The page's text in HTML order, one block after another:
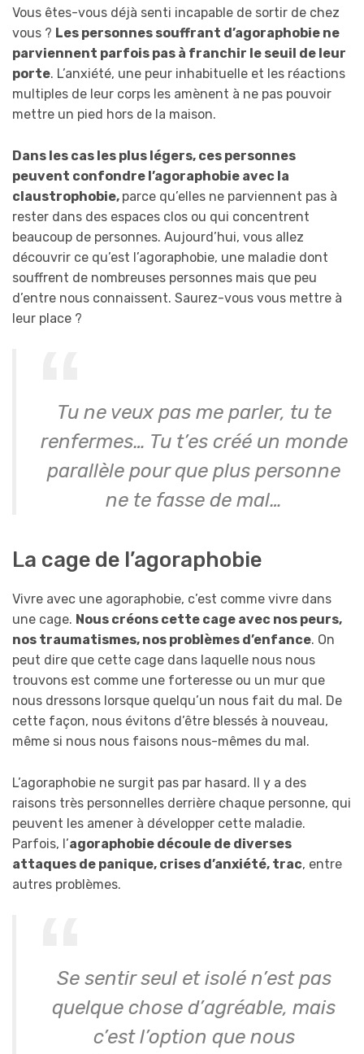
Vous êtes-vous déjà senti incapable de sortir de chez
vous ? Les personnes souffrant d’agoraphobie ne
parviennent parfois pas à franchir le seuil de leur
porte. L’anxiété, une peur inhabituelle et les réactions
multiples de leur corps les amènent à ne pas pouvoir
mettre un pied hors de la maison.
Dans les cas les plus légers, ces personnes
peuvent confondre l’agoraphobie avec la
claustrophobie, parce qu’elles ne parviennent pas à
rester dans des espaces clos ou qui concentrent
beaucoup de personnes. Aujourd’hui, vous allez
découvrir ce qu’est l’agoraphobie, une maladie dont
souffrent de nombreuses personnes mais que peu
d’entre nous connaissent. Saurez-vous vous mettre à
leur place ?
Tu ne veux pas me parler, tu te
renfermes… Tu t’es créé un monde
parallèle pour que plus personne
ne te fasse de mal…
La cage de l’agoraphobie
Vivre avec une agoraphobie, c’est comme vivre dans
une cage. Nous créons cette cage avec nos peurs,
nos traumatismes, nos problèmes d’enfance. On
peut dire que cette cage dans laquelle nous nous
trouvons est comme une forteresse ou un mur que
nous dressons lorsque quelqu’un nous fait du mal. De
cette façon, nous évitons d’être blessés à nouveau,
même si nous nous faisons nous-mêmes du mal.
L’agoraphobie ne surgit pas par hasard. Il y a des
raisons très personnelles derrière chaque personne, qui
peuvent les amener à développer cette maladie.
Parfois, l’agoraphobie découle de diverses
attaques de panique, crises d’anxiété, trac, entre
autres problèmes.
Se sentir seul et isolé n’est pas
quelque chose d’agréable, mais
c’est l’option que nous